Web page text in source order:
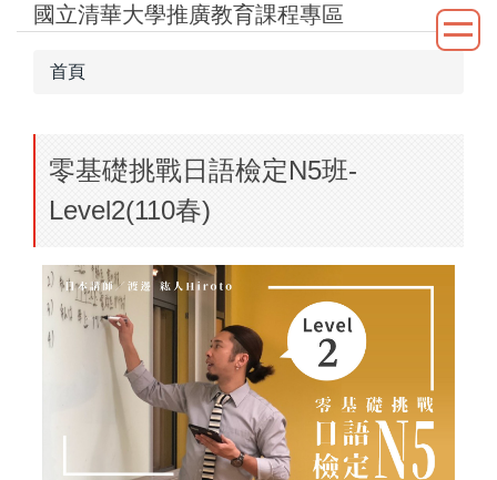
國立清華大學推廣教育課程專區
首頁
零基礎挑戰日語檢定N5班-
Level2(110春)